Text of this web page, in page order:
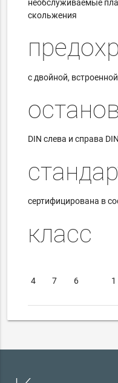
необслуживаемые
скольжения
с двойной,
DIN слева и справа DIN
сертифицирована в
класс
4 7 6 1